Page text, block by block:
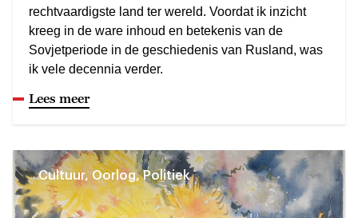
rechtvaardigste land ter wereld. Voordat ik inzicht
kreeg in de ware inhoud en betekenis van de
Sovjetperiode in de geschiedenis van Rusland, was
ik vele decennia verder.
Lees meer
Cultuur, Oorlog, Politiek